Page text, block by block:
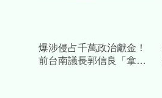
爆涉侵占千萬政治獻金！
前台南議長郭信良「拿公